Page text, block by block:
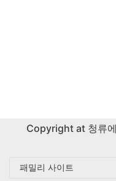
Copyright at 청류